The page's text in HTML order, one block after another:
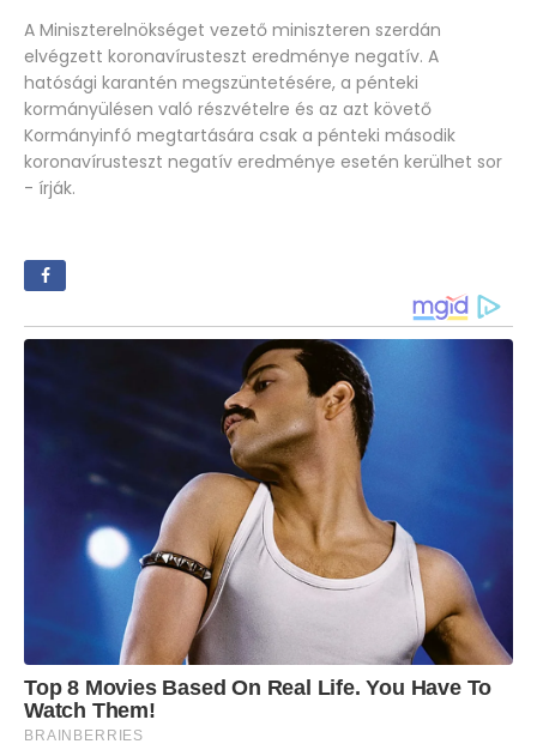
A Miniszterelnökséget vezető miniszteren szerdán
elvégzett koronavírusteszt eredménye negatív. A
hatósági karantén megszüntetésére, a pénteki
kormányülésen való részvételre és az azt követő
Kormányinfó megtartására csak a pénteki második
koronavírusteszt negatív eredménye esetén kerülhet sor
- írják.